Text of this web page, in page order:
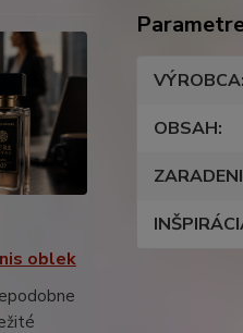
oblek
VÝROBCA
OBSAH